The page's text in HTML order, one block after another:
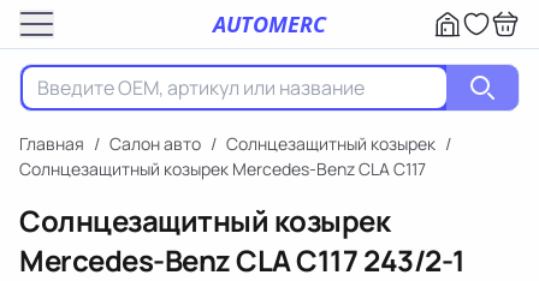
AUTOMERC
Главная / Салон авто / Солнцезащитный козырек /
Солнцезащитный козырек Mercedes-Benz CLA C117
Солнцезащитный козырек
Mercedes-Benz CLA C117243/2-1